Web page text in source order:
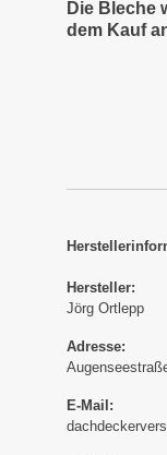
Die Bleche
dem Kauf
Hersteller:
Jörg Ortlepp
Adresse:
E-Mail: